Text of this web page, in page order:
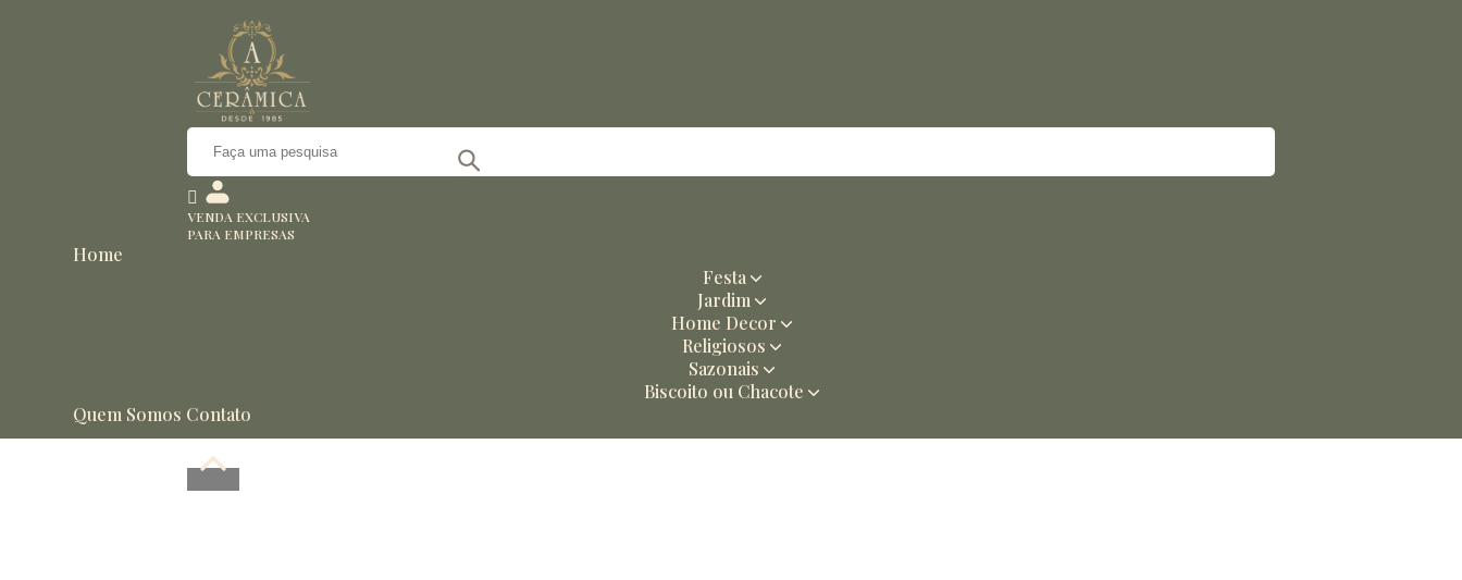
VENDA EXCLUSIVA
PARA EMPRESAS
Home
Festa
Jardim
Home Decor
Religiosos
Sazonais
Biscoito ou Chacote
Quem Somos Contato